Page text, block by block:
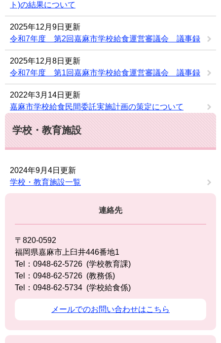
ト)の結果について
2025年12月9日更新
令和7年度 第2回嘉麻市学校給食運営審議会 議事録
2025年12月8日更新
令和7年度 第1回嘉麻市学校給食運営審議会 議事録
2022年3月14日更新
嘉麻市学校給食民間委託実施計画の策定について
学校・教育施設
2024年9月4日更新
学校・教育施設一覧
連絡先
〒820-0592
福岡県嘉麻市上臼井446番地1
Tel：0948-62-5726
学校教育課
Tel：0948-62-5726
教務係
Tel：0948-62-5734
学校給食係
メールでのお問い合わせはこちら